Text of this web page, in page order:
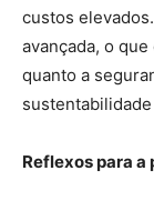
custos
avançada, o
quanto a
Reflexos para a